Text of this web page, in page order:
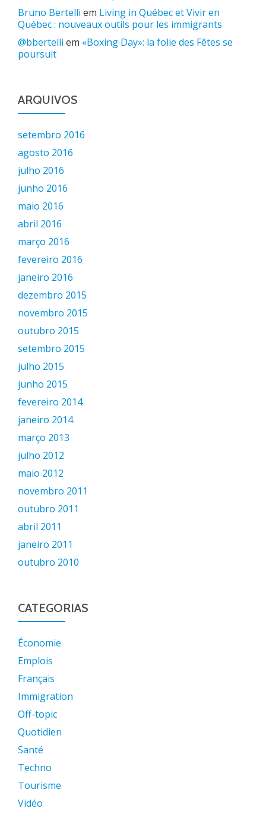
Bruno Bertelli em Living in Québec et Vivir en
Québec : nouveaux outils pour les immigrants
@bbertelli em «Boxing Day»: la folie des Fêtes se
poursuit
ARQUIVOS
setembro 2016
agosto 2016
julho 2016
junho 2016
maio 2016
abril 2016
março 2016
fevereiro 2016
janeiro 2016
dezembro 2015
novembro 2015
outubro 2015
setembro 2015
julho 2015
junho 2015
fevereiro 2014
janeiro 2014
março 2013
julho 2012
maio 2012
novembro 2011
outubro 2011
abril 2011
janeiro 2011
outubro 2010
CATEGORIAS
Économie
Emplois
Français
Immigration
Off-topic
Quotidien
Santé
Techno
Tourisme
Vidéo